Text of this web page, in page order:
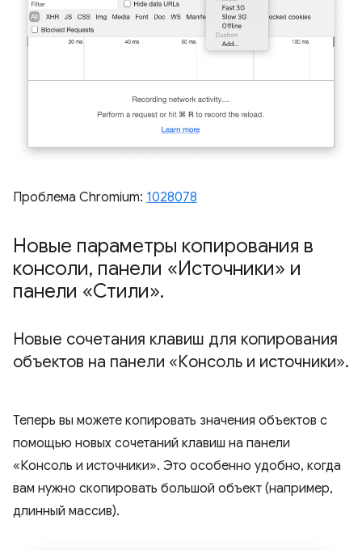
Проблема Chromium: 1028078
Новые параметры копирования в
консоли, панели «Источники» и
панели «Стили».
Новые сочетания клавиш для копирования
объектов на панели «Консоль и источники».
Теперь вы можете копировать значения объектов с
помощью новых сочетаний клавиш на панели
«Консоль и источники». Это особенно удобно, когда
вам нужно скопировать большой объект (например,
длинный массив).